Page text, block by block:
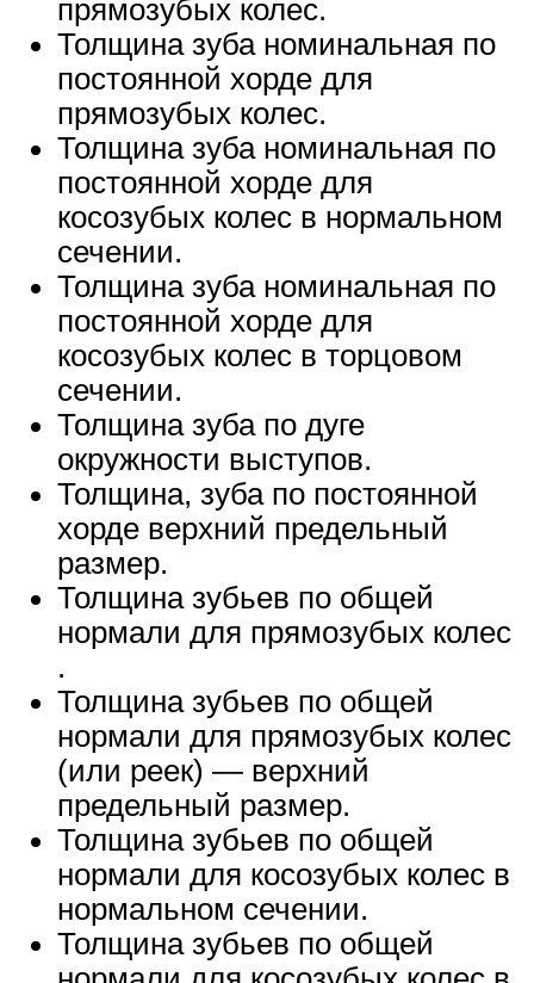
прямозубых колес.
Толщина зуба номинальная по
постоянной хорде для
прямозубых колес.
Толщина зуба номинальная по
постоянной хорде для
косозубых колес в нормальном
сечении.
Толщина зуба номинальная по
постоянной хорде для
косозубых колес в торцовом
сечении.
Толщина зуба по дуге
окружности выступов.
Толщина, зуба по постоянной
хорде верхний предельный
размер.
Толщина зубьев по общей
нормали для прямозубых колес
.
Толщина зубьев по общей
нормали для прямозубых колес
(или реек) — верхний
предельный размер.
Толщина зубьев по общей
нормали для косозубых колес в
нормальном сечении.
Толщина зубьев по общей